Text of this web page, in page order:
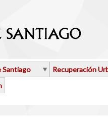
Santiago
Recuperación